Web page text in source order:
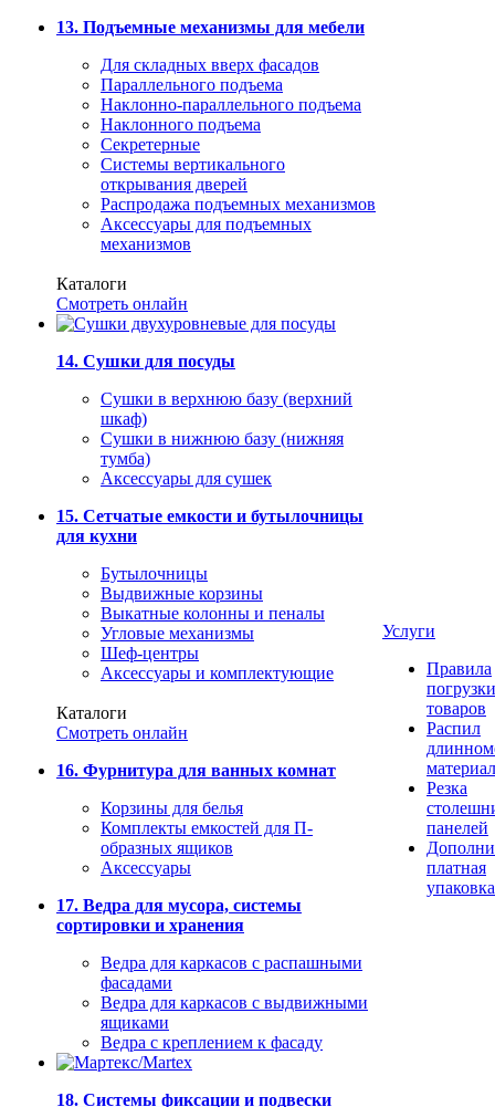
13. Подъемные механизмы для мебели
Для складных вверх фасадов
Параллельного подъема
Наклонно-параллельного подъема
Наклонного подъема
Секретерные
Системы вертикального
открывания дверей
Распродажа подъемных механизмов
Аксессуары для подъемных
механизмов
Каталоги
Смотреть онлайн
14. Сушки для посуды
Сушки в верхнюю базу (верхний
шкаф)
Сушки в нижнюю базу (нижняя
тумба)
Аксессуары для сушек
15. Сетчатые емкости и бутылочницы
для кухни
Бутылочницы
Выдвижные корзины
Выкатные колонны и пеналы
Угловые механизмы
Шеф-центры
Аксессуары и комплектующие
Каталоги
Смотреть онлайн
16. Фурнитура для ванных комнат
Корзины для белья
Комплекты емкостей для П-
образных ящиков
Аксессуары
17. Ведра для мусора, системы
сортировки и хранения
Ведра для каркасов с распашными
фасадами
Ведра для каркасов с выдвижными
ящиками
Ведра с креплением к фасаду
18. Системы фиксации и подвески
Услуги
Правила
погрузки
товаров
Распил
Резка
панелей
платная
упаковка